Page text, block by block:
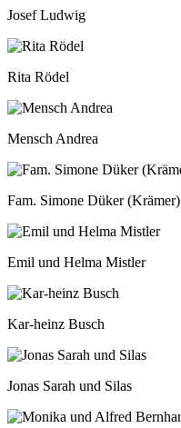
Josef Ludwig
Rita Rödel
Mensch Andrea
Fam. Simone Düker (Krämer)
Emil und Helma Mistler
Kar-heinz Busch
Jonas Sarah und Silas